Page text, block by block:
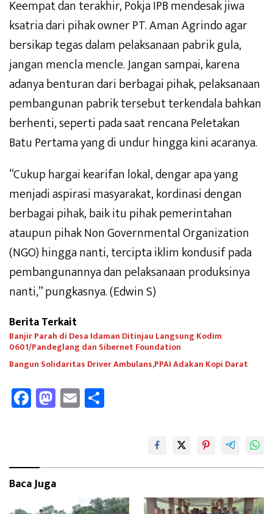
Keempat dan terakhir, Pokja IPB mendesak jiwa
ksatria dari pihak owner PT. Aman Agrindo agar
bersikap tegas dalam pelaksanaan pabrik gula,
jangan mencla mencle. Jangan sampai, karena
adanya benturan dari berbagai pihak, pelaksanaan
pembangunan pabrik tersebut terkendala bahkan
berhenti, seperti pada saat rencana Peletakan
Batu Pertama yang di undur hingga kini acaranya.
“Cukup hargai kearifan lokal, dengar apa yang
menjadi aspirasi masyarakat, kordinasi dengan
berbagai pihak, baik itu pihak pemerintahan
ataupun pihak Non Governmental Organization
(NGO) hingga nanti, tercipta iklim kondusif pada
pembangunannya dan pelaksanaan produksinya
nanti,” pungkasnya. (Edwin S)
Berita Terkait
Banjir Parah di Desa Idaman Ditinjau Langsung Kodim
0601/Pandeglang dan Sibernet Foundation
Bangun Solidaritas Driver Ambulans,PPAI Adakan Kopi Darat
Fa
ce
k
M
as
o
n
E
m
Baca Juga